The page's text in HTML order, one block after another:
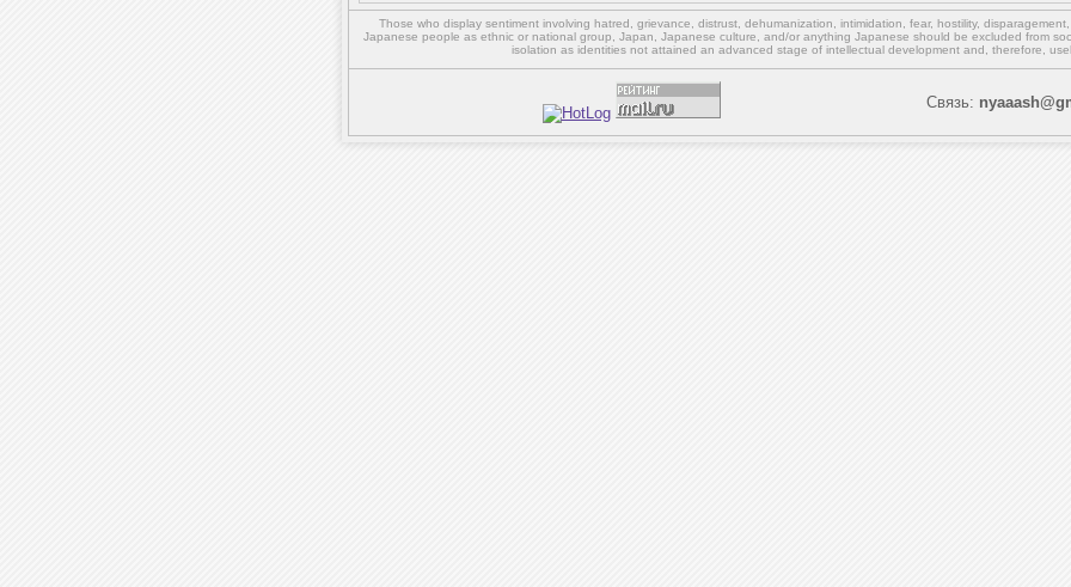
Those who display sentiment involving hatred, grievance, distrust, dehumanization, intimidation, fear, hostility, disparagement,
Japanese people as ethnic or national group, Japan, Japanese culture, and/oranything Japanese should be excluded from
isolation as identities not attained an advanced stage of intellectual development and, therefore,
Связь: